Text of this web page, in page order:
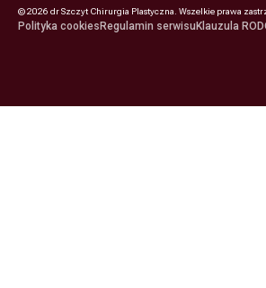
©2026 dr Szczyt Chirurgia Plastyczna. Wszelkie prawa
Polityka cookiesRegulamin serwisuKlauzula